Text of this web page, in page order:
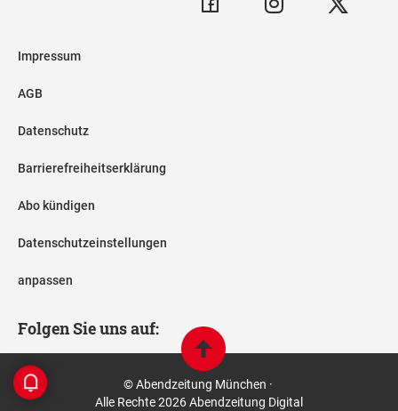
Impressum
AGB
Datenschutz
Barrierefreiheitserklärung
Abo kündigen
Datenschutzeinstellungen
anpassen
Folgen Sie uns auf:
© Abendzeitung München ·
Alle Rechte 2026 Abendzeitung Digital